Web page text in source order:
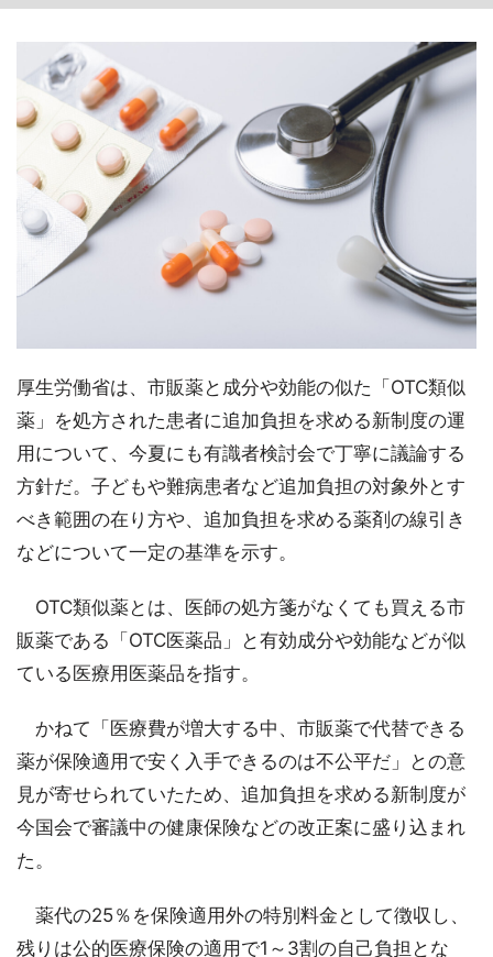
厚生労働省は、市販薬と成分や効能の似た「OTC類似
薬」を処方された患者に追加負担を求める新制度の運
用について、今夏にも有識者検討会で丁寧に議論する
方針だ。子どもや難病患者など追加負担の対象外とす
べき範囲の在り方や、追加負担を求める薬剤の線引き
などについて一定の基準を示す。
OTC類似薬とは、医師の処方箋がなくても買える市
販薬である「OTC医薬品」と有効成分や効能などが似
ている医療用医薬品を指す。
かねて「医療費が増大する中、市販薬で代替できる
薬が保険適用で安く入手できるのは不公平だ」との意
見が寄せられていたため、追加負担を求める新制度が
今国会で審議中の健康保険などの改正案に盛り込まれ
た。
薬代の25％を保険適用外の特別料金として徴収し、
残りは公的医療保険の適用で1～3割の自己負担とな